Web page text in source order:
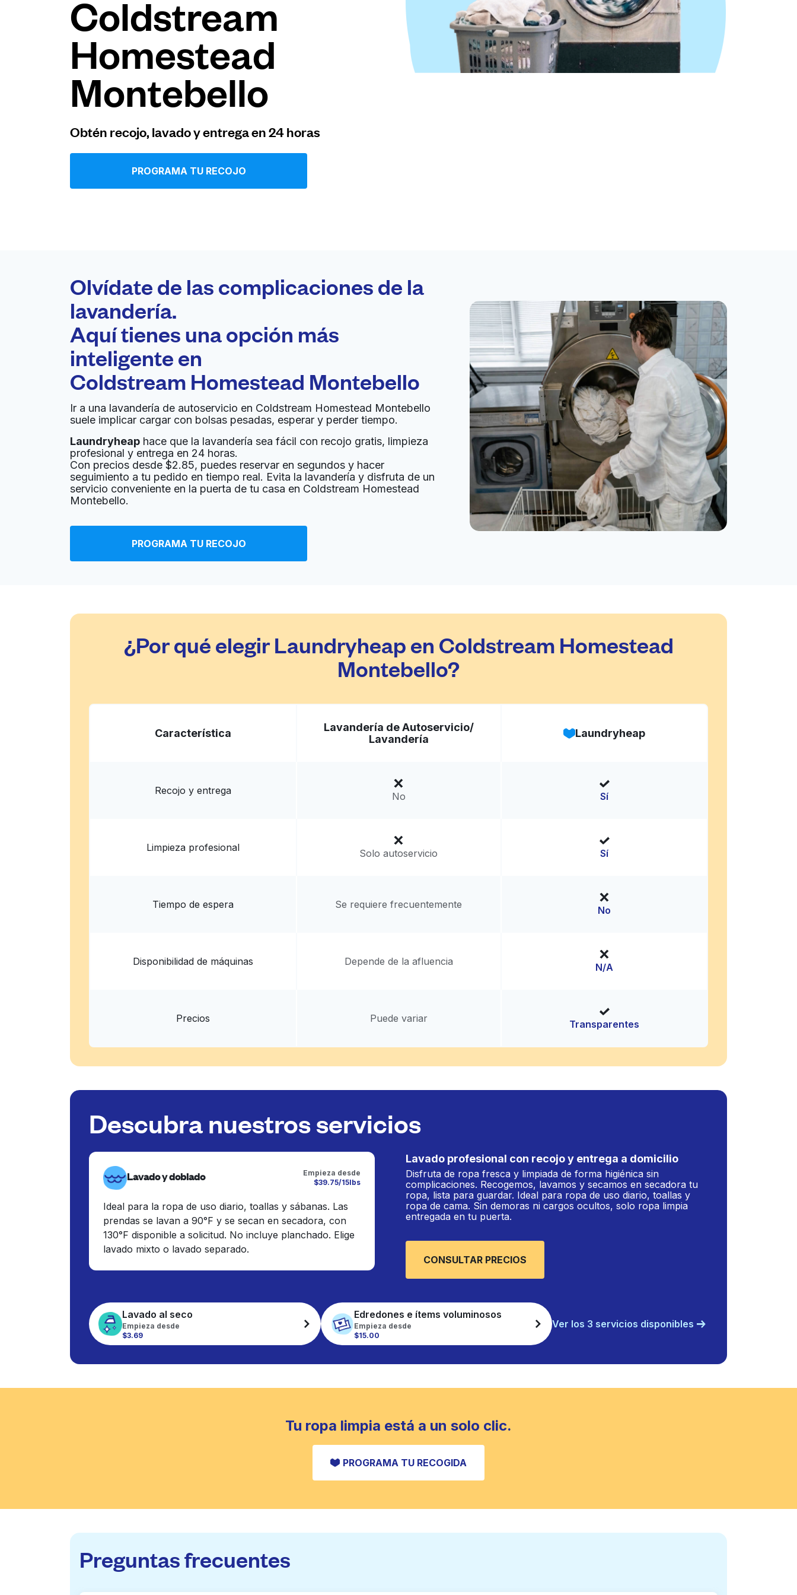
Iniciar sesión
Descarga nuestra app
Coldstream
Homestead
Montebello
Obtén recojo, lavado y entrega en 24 horas
PROGRAMA TU RECOJO
Olvídate de las complicaciones de la
lavandería.
Aquí tienes una opción más
inteligente en
Coldstream Homestead Montebello
Ir a una lavandería de autoservicio en Coldstream Homestead Montebello
suele implicar cargar con bolsas pesadas, esperar y perder tiempo.
Laundryheap hace que la lavandería sea fácil con recojo gratis, limpieza
profesional y entrega en 24 horas.
Con precios desde $2.85, puedes reservar en segundos y hacer
seguimiento a tu pedido en tiempo real. Evita la lavandería y disfruta de un
servicio conveniente en la puerta de tu casa en Coldstream Homestead
Montebello.
PROGRAMA TU RECOJO
¿Por qué elegir Laundryheap en Coldstream Homestead
Montebello?
Característica
Lavandería de Autoservicio/
Lavandería
Laundryheap
Recojo y entrega No Sí
Limpieza profesional Solo autoservicio Sí
Tiempo de espera Se requiere frecuentemente No
Disponibilidad de máquinas Depende de la afluencia N/A
Precios Puede variar Transparentes
Descubra nuestros servicios
Lavado y doblado
Empieza desde
$39.75/15lbs
Ideal para la ropa de uso diario, toallas y sábanas. Las
prendas se lavan a 90°F y se secan en secadora, con
130°F disponible a solicitud. No incluye planchado. Elige
lavado mixto o lavado separado.
Lavado profesional con recojo y entrega a domicilio
Disfruta de ropa fresca y limpiada de forma higiénica sin
complicaciones. Recogemos, lavamos y secamos en secadora tu
ropa, lista para guardar. Ideal para ropa de uso diario, toallas y
ropa de cama. Sin demoras ni cargos ocultos, solo ropa limpia
entregada en tu puerta.
CONSULTAR PRECIOS
Lavado al seco
Empieza desde
$3.69
Edredones e ítems voluminosos
Empieza desde
$15.00
Ver los 3 servicios disponibles
Tu ropa limpia está a un solo clic.
PROGRAMA TU RECOGIDA
Preguntas frecuentes